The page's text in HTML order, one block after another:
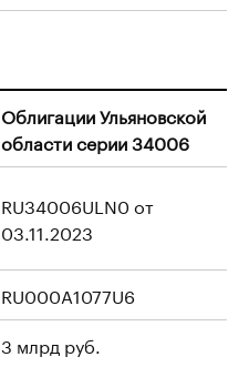
Облигации Ульяновской
области серии 34006
RU34006ULN0 от
03.11.2023
RU000A1077U6
3 млрд руб.